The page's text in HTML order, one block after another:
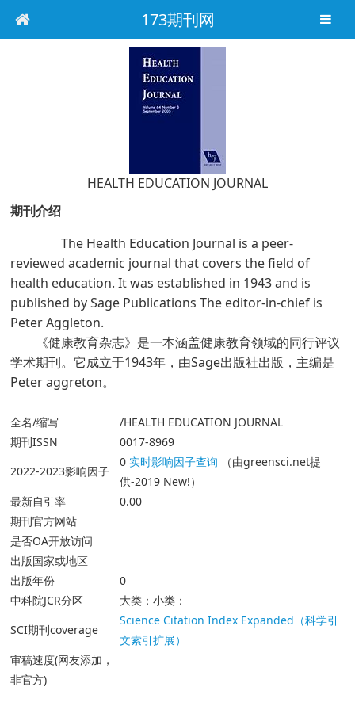
173期刊网
HEALTH EDUCATION JOURNAL
期刊介绍
The Health Education Journal is a peer-
reviewed academic journal that covers the field of
health education. It was established in 1943 and is
published by Sage Publications The editor-in-chief is
Peter Aggleton.
《健康教育杂志》是一本涵盖健康教育领域的同行评议
学术期刊。它成立于1943年，由Sage出版社出版，主编是
Peter aggreton。
全名/缩写
/HEALTH EDUCATION JOURNAL
期刊ISSN
0017-8969
2022-2023影响因子
0实时影响因子查询 （由greensci.net提
供-2019 New!）
最新自引率
0.00
期刊官方网站
是否OA开放访问
出版国家或地区
出版年份
0
中科院JCR分区
大类：小类：
SCI期刊coverage
Science Citation Index Expanded（科学引
文索引扩展）
审稿速度(网友添加，
非官方)